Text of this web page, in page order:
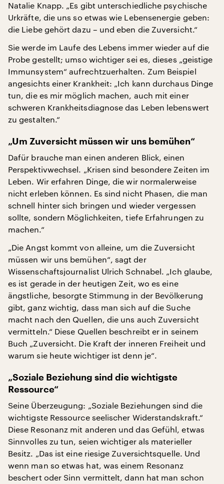
Natalie Knapp. „Es gibt unterschiedliche psychische
Urkräfte, die uns so etwas wie Lebensenergie geben:
die Liebe gehört dazu – und eben die Zuversicht.“
Sie werde im Laufe des Lebens immer wieder auf die
Probe gestellt; umso wichtiger sei es, dieses „geistige
Immunsystem“ aufrechtzuerhalten. Zum Beispiel
angesichts einer Krankheit: „Ich kann durchaus Dinge
tun, die es mir möglich machen, auch mit einer
schweren Krankheitsdiagnose das Leben lebenswert
zu gestalten.“
„Um Zuversicht müssen wir uns bemühen“
Dafür brauche man einen anderen Blick, einen
Perspektivwechsel. „Krisen sind besondere Zeiten im
Leben. Wir erfahren Dinge, die wir normalerweise
nicht erleben können. Es sind nicht Phasen, die man
schnell hinter sich bringen und wieder vergessen
sollte, sondern Möglichkeiten, tiefe Erfahrungen zu
machen.“
„Die Angst kommt von alleine, um die Zuversicht
müssen wir uns bemühen“, sagt der
Wissenschaftsjournalist Ulrich Schnabel. „Ich glaube,
es ist gerade in der heutigen Zeit, wo es eine
ängstliche, besorgte Stimmung in der Bevölkerung
gibt, ganz wichtig, dass man sich auf die Suche
macht nach den Quellen, die uns auch Zuversicht
vermitteln.“ Diese Quellen beschreibt er in seinem
Buch „Zuversicht. Die Kraft der inneren Freiheit und
warum sie heute wichtiger ist denn je“.
„Soziale Beziehung sind die wichtigste
Ressource“
Seine Überzeugung: „Soziale Beziehungen sind die
wichtigste Ressource seelischer Widerstandskraft.“
Diese Resonanz mit anderen und das Gefühl, etwas
Sinnvolles zu tun, seien wichtiger als materieller
Besitz. „Das ist eine riesige Zuversichtsquelle. Und
wenn man so etwas hat, was einem Resonanz
beschert oder Sinn vermittelt, dann hat man schon